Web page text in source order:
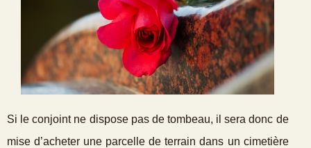
Si le conjoint ne dispose pas de tombeau, il sera donc de
mise d’acheter une parcelle de terrain dans un cimetière